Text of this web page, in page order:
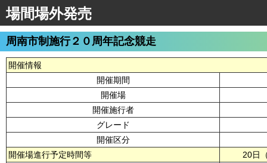
場間場外発売
周南市制施行２０周年記念競走
開催情報
開催期間
開催場
開催施行者
グレード
開催区分
開催場進行予定時間等
20日